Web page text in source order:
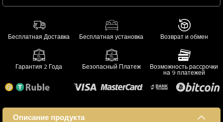
Бесплатная Доставка Бесплатная установка Возврат и обмен
Гарантия 2 Года Безопасный Платеж
Возможность рассрочки
на 9 платежей
Описание продукта